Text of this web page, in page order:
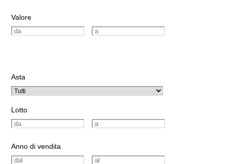
Valore
Asta
Lotto
Anno di vendita